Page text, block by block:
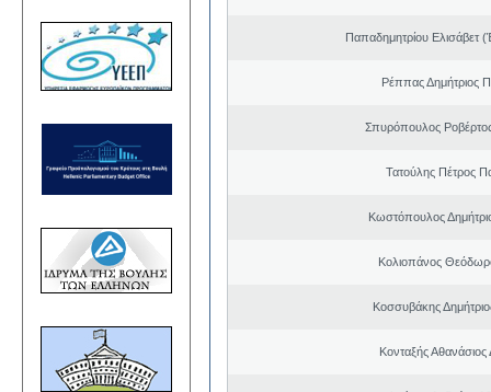
Παπαδημητρίου Ελισάβετ
Ρέππας Δημήτριος
Σπυρόπουλος
Τατούλης Πέτρος
Κωστόπουλος
Κολιοπάνος
Κοσσυβάκης
Κονταξής Αθανάσιος